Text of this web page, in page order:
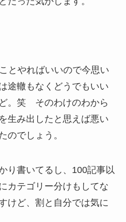
とやればいいので今思い
途轍もなくどうでもいい
。笑 そのわけのわから
生み出したと思えば悪い
のでしょう。
り書いてるし、100記事以
カテゴリー分けもしてな
けど、割と自分では気に